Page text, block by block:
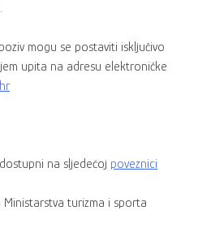
.
mogu se postaviti isključivo
upita na adresu elektroničke
na sljedećoj poveznici
turizma i sporta